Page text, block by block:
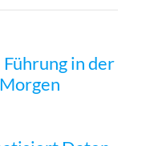
in der